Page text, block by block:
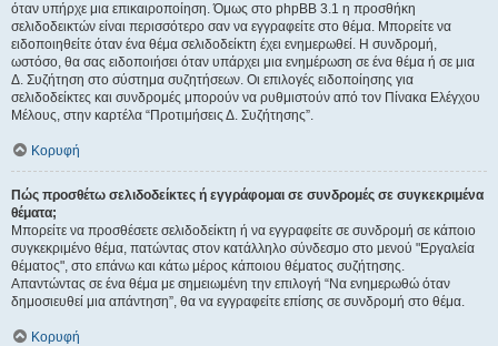
όταν υπήρχε μια επικαιροποίηση. Όμως στο phpBB 3.1 η προσθήκη
σελιδοδεικτών είναι περισσότερο σαν να εγγραφείτε στο θέμα. Μπορείτε να
ειδοποιηθείτε όταν ένα θέμα σελιδοδείκτη έχει ενημερωθεί. Η συνδρομή,
ωστόσο, θα σας ειδοποιήσει όταν υπάρχει μια ενημέρωση σε ένα θέμα ή σε μια
Δ. Συζήτηση στο σύστημα συζητήσεων. Οι επιλογές ειδοποίησης για
σελιδοδείκτες και συνδρομές μπορούν να ρυθμιστούν από τον Πίνακα Ελέγχου
Μέλους, στην καρτέλα “Προτιμήσεις Δ. Συζήτησης”.
Κορυφή
Πώς προσθέτω σελιδοδείκτες ή εγγράφομαι σε συνδρομές σε συγκεκριμένα
θέματα;
Μπορείτε να προσθέσετε σελιδοδείκτη ή να εγγραφείτε σε συνδρομή σε κάποιο
συγκεκριμένο θέμα, πατώντας στον κατάλληλο σύνδεσμο στο μενού "Εργαλεία
θέματος", στο επάνω και κάτω μέρος κάποιου θέματος συζήτησης.
Απαντώντας σε ένα θέμα με σημειωμένη την επιλογή “Να ενημερωθώ όταν
δημοσιευθεί μια απάντηση”, θα να εγγραφείτε επίσης σε συνδρομή στο θέμα.
Κορυφή